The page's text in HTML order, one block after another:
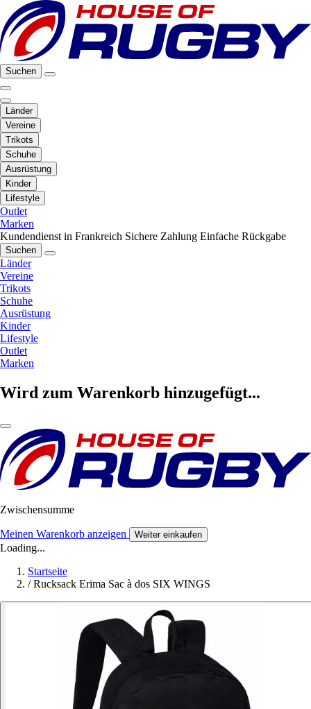
Suchen
Länder
Vereine
Trikots
Schuhe
Ausrüstung
Kinder
Lifestyle
Outlet
Marken
Kundendienst in Frankreich Sichere Zahlung Einfache Rückgabe
Suchen
Länder
Vereine
Trikots
Schuhe
Ausrüstung
Kinder
Lifestyle
Outlet
Marken
Wird zum Warenkorb hinzugefügt...
Zwischensumme
Meinen Warenkorb anzeigen Weiter einkaufen
Loading...
Startseite
/ Rucksack Erima Sac à dos SIX WINGS